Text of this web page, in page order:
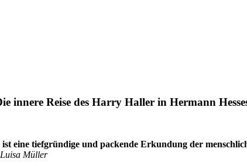
& Musik
innere Reise des Harry Haller in Hermann
eine tiefgründige und packende Erkundung der
Müller